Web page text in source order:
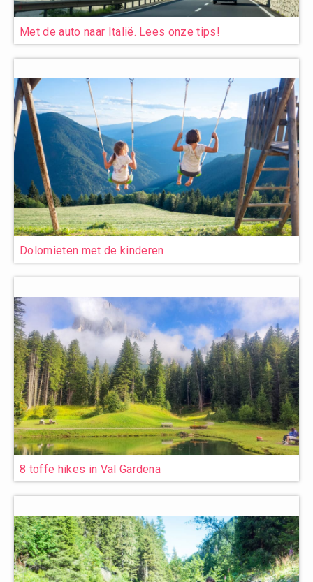
Met de auto naar Italië. Lees onze tips!
Dolomieten met de kinderen
8 toffe hikes in Val Gardena